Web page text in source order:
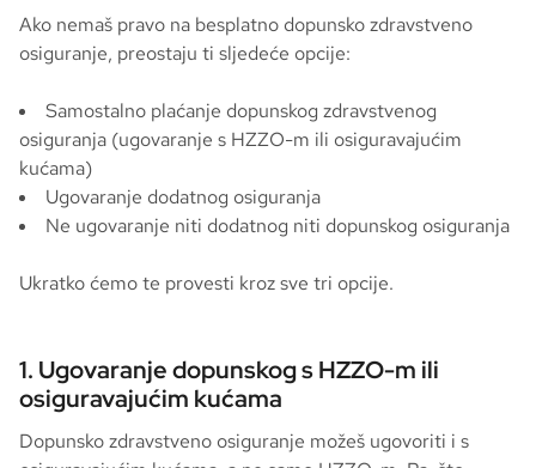
Ako nemaš pravo na besplatno dopunsko zdravstveno
osiguranje, preostaju ti sljedeće opcije:
Samostalno plaćanje dopunskog zdravstvenog
osiguranja (ugovaranje s HZZO-m ili osiguravajućim
kućama)
Ugovaranje dodatnog osiguranja
Ne ugovaranje niti dodatnog niti dopunskog osiguranja
Ukratko ćemo te provesti kroz sve tri opcije.
1. Ugovaranje dopunskog s HZZO-m ili
osiguravajućim kućama
Dopunsko zdravstveno osiguranje možeš ugovoriti i s